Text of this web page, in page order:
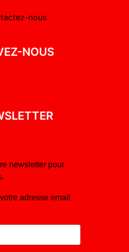
nous
NOUS
newsletter pour
adresse email